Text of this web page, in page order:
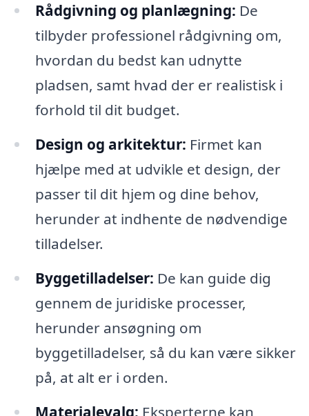
Rådgivning og planlægning: De
tilbyder professionel rådgivning om,
hvordan du bedst kan udnytte
pladsen, samt hvad der er realistisk i
forhold til dit budget.
Design og arkitektur: Firmet kan
hjælpe med at udvikle et design, der
passer til dit hjem og dine behov,
herunder at indhente de nødvendige
tilladelser.
Byggetilladelser: De kan guide dig
gennem de juridiske processer,
herunder ansøgning om
byggetilladelser, så du kan være sikker
på, at alt er i orden.
Materialevalg: Eksperterne kan